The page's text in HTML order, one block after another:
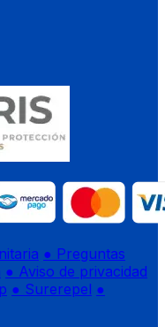
● Preguntas
● Aviso de privacidad
● Surerepel ●